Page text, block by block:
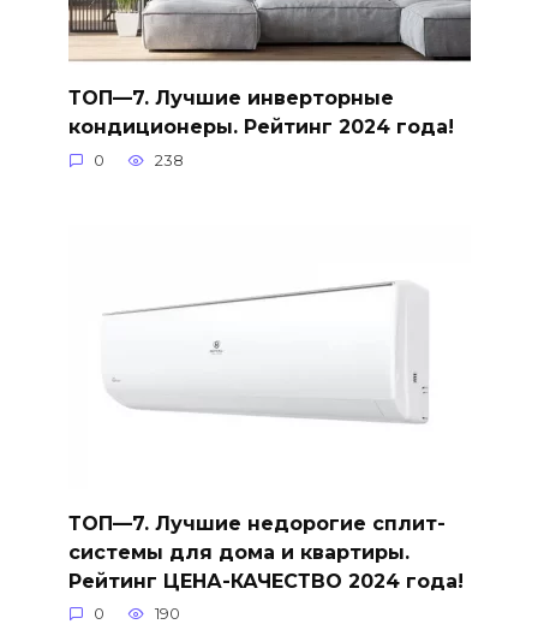
ТОП—7. Лучшие инверторные
кондиционеры. Рейтинг 2024 года!
0 238
ТОП—7. Лучшие недорогие сплит-
системы для дома и квартиры.
Рейтинг ЦЕНА-КАЧЕСТВО 2024 года!
0 190